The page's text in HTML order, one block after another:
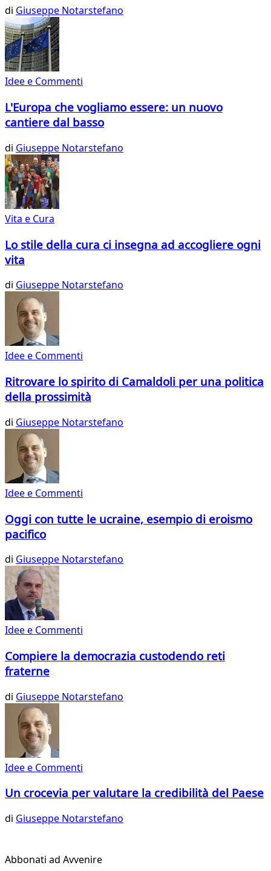
di Giuseppe Notarstefano
Idee e Commenti
L'Europa che vogliamo essere: un nuovo
cantiere dal basso
di Giuseppe Notarstefano
Vita e Cura
Lo stile della cura ci insegna ad accogliere ogni
vita
di Giuseppe Notarstefano
Idee e Commenti
Ritrovare lo spirito di Camaldoli per una politica
della prossimità
di Giuseppe Notarstefano
Idee e Commenti
Oggi con tutte le ucraine, esempio di eroismo
pacifico
di Giuseppe Notarstefano
Idee e Commenti
Compiere la democrazia custodendo reti
fraterne
di Giuseppe Notarstefano
Idee e Commenti
Un crocevia per valutare la credibilità del Paese
di Giuseppe Notarstefano
Abbonati ad Avvenire